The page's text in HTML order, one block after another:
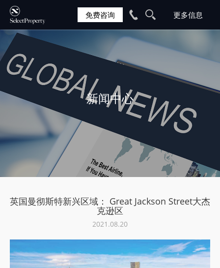
免费咨询
新闻中心
英国曼彻斯特新兴区域： Great Jackson Street大杰
克逊区
2021.08.20